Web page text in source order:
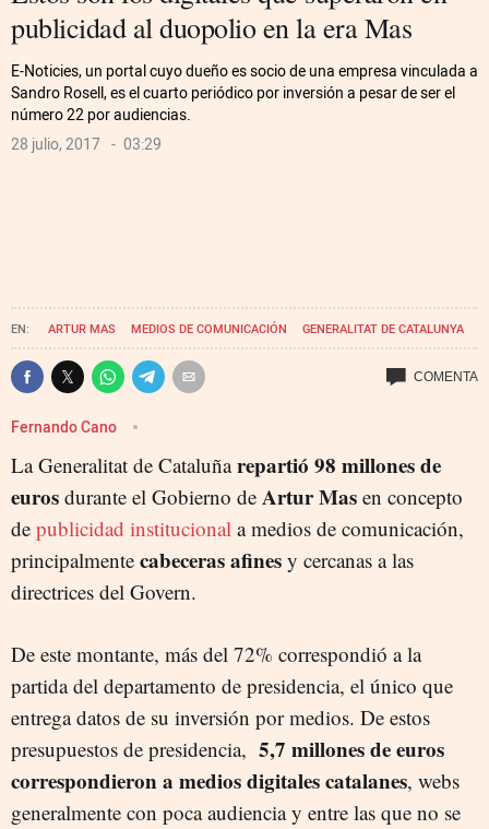
publicidad al duopolio en la era Mas
E-Noticies, un portal cuyo dueño es socio de una empresa vinculada a
Sandro Rosell, es el cuarto periódico por inversión a pesar de ser el
número 22 por audiencias.
28 julio, 2017
03:29
ARTUR MAS MEDIOS DE COMUNICACIÓN GENERALITAT DE CATALUNYA
Fernando Cano
La Generalitat de Cataluñarepartió 98 millones de
euros durante el Gobierno de Artur Mas en concepto
de publicidad institucional a medios de comunicación,
principalmente cabeceras afines y cercanas a las
directrices del Govern.
De este montante, más del 72% correspondió a la
partida del departamento de presidencia, el único que
entrega datos de su inversión por medios. De estos
presupuestos de presidencia, 5,7 millones de euros
correspondieron a medios digitales catalanes, webs
generalmente con poca audiencia y entre las que no se